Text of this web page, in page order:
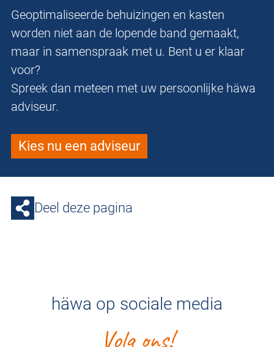
Geoptimaliseerde behuizingen en kasten
worden niet aan de lopende band gemaakt,
maar in samenspraak met u. Bent u er klaar
voor?
Spreek dan meteen met uw persoonlijke häwa
adviseur.
Kies nu een adviseur
Deel deze pagina
häwa op sociale media
Volg ons!